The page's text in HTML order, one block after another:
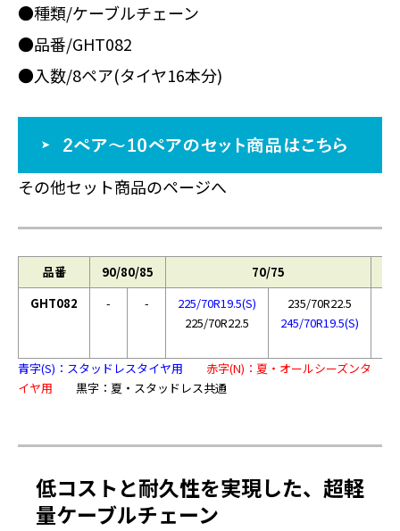
●種類/ケーブルチェーン
●品番/GHT082
●入数/8ペア(タイヤ16本分)
その他セット商品のページへ
品番 90/80/85 70/75
GHT082
- -
225/70R19.5(S)
225/70R22.5
235/70R22.5
245/70R19.5(S)
青字(S)：スタッドレスタイヤ用
赤字(N)：夏・オールシーズンタ
イヤ用 黒字：夏・スタッドレス共通
低コストと耐久性を実現した、超軽
量ケーブルチェーン